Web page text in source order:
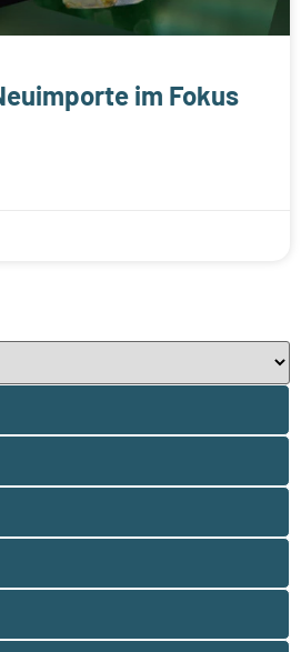
im Fokus